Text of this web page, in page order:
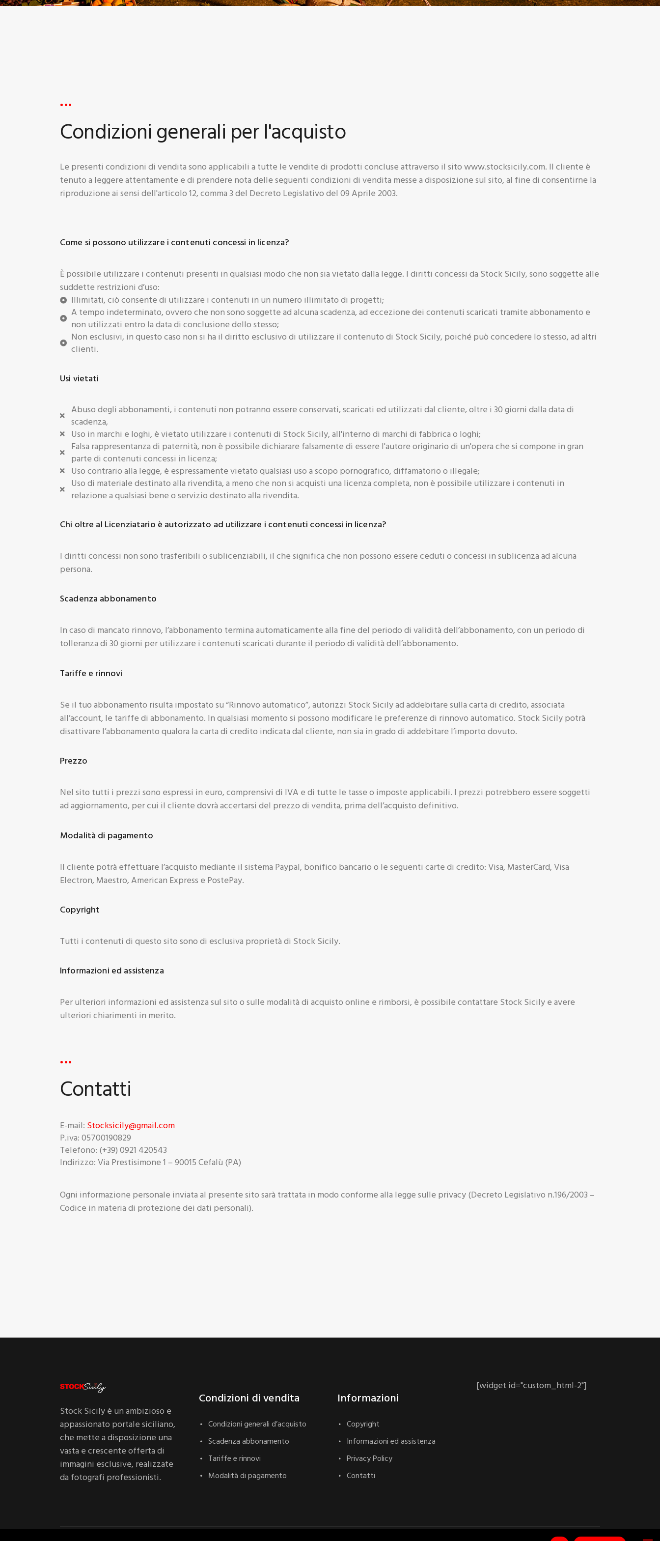
CONTATTI
Condizioni generali per l'acquisto
Le presenti condizioni di vendita sono applicabili a tutte le vendite di prodotti concluse attraverso il sito www.stocksicily.com. Il cliente è
tenuto a leggere attentamente e di prendere nota delle seguenti condizioni di vendita messe a disposizione sul sito, al fine di consentirne la
riproduzione ai sensi dell'articolo 12, comma 3 del Decreto Legislativo del 09 Aprile 2003.
Come si possono utilizzare i contenuti concessi in licenza?
È possibile utilizzare i contenuti presenti in qualsiasi modo che non sia vietato dalla legge. I diritti concessi da Stock Sicily, sono soggette alle
suddette restrizioni d’uso:
Illimitati, ciò consente di utilizzare i contenuti in un numero illimitato di progetti;
A tempo indeterminato, ovvero che non sono soggette ad alcuna scadenza, ad eccezione dei contenuti scaricati tramite abbonamento e
non utilizzati entro la data di conclusione dello stesso;
Non esclusivi, in questo caso non si ha il diritto esclusivo di utilizzare il contenuto di Stock Sicily, poiché può concedere lo stesso, ad altri
clienti.
Usi vietati
Abuso degli abbonamenti, i contenuti non potranno essere conservati, scaricati ed utilizzati dal cliente, oltre i 30 giorni dalla data di
scadenza,
Uso in marchi e loghi, è vietato utilizzare i contenuti di Stock Sicily, all'interno di marchi di fabbrica o loghi;
Falsa rappresentanza di paternità, non è possibile dichiarare falsamente di essere l'autore originario di un'opera che si compone in gran
parte di contenuti concessi in licenza;
Uso contrario alla legge, è espressamente vietato qualsiasi uso a scopo pornografico, diffamatorio o illegale;
Uso di materiale destinato alla rivendita, a meno che non si acquisti una licenza completa, non è possibile utilizzare i contenuti in
relazione a qualsiasi bene o servizio destinato alla rivendita.
Chi oltre al Licenziatario è autorizzato ad utilizzare i contenuti concessi in licenza?
I diritti concessi non sono trasferibili o sublicenziabili, il che significa che non possono essere ceduti o concessi in sublicenza ad alcuna
persona.
Scadenza abbonamento
In caso di mancato rinnovo, l’abbonamento termina automaticamente alla fine del periodo di validità dell’abbonamento, con un periodo di
tolleranza di 30 giorni per utilizzare i contenuti scaricati durante il periodo di validità dell’abbonamento.
Tariffe e rinnovi
Se il tuo abbonamento risulta impostato su “Rinnovo automatico”, autorizzi Stock Sicily ad addebitare sulla carta di credito, associata
all’account, le tariffe di abbonamento. In qualsiasi momento si possono modificare le preferenze di rinnovo automatico. Stock Sicily potrà
disattivare l’abbonamento qualora la carta di credito indicata dal cliente, non sia in grado di addebitare l’importo dovuto.
Prezzo
Nel sito tutti i prezzi sono espressi in euro, comprensivi di IVA e di tutte le tasse o imposte applicabili. I prezzi potrebbero essere soggetti
ad aggiornamento, per cui il cliente dovrà accertarsi del prezzo di vendita, prima dell’acquisto definitivo.
Modalità di pagamento
Il cliente potrà effettuare l’acquisto mediante il sistema Paypal, bonifico bancario o le seguenti carte di credito: Visa, MasterCard, Visa
Electron, Maestro, American Express e PostePay.
Copyright
Tutti i contenuti di questo sito sono di esclusiva proprietà di Stock Sicily.
Informazioni ed assistenza
Per ulteriori informazioni ed assistenza sul sito o sulle modalità di acquisto online e rimborsi, è possibile contattare Stock Sicily e avere
ulteriori chiarimenti in merito.
Contatti
E-mail: Stocksicily@gmail.com
P.iva: 05700190829
Telefono: (+39) 0921 420543
Indirizzo: Via Prestisimone 1 – 90015 Cefalù (PA)
Ogni informazione personale inviata al presente sito sarà trattata in modo conforme alla legge sulle privacy (Decreto Legislativo n.196/2003 –
Codice in materia di protezione dei dati personali).
Stock Sicily è un ambizioso e
appassionato portale siciliano,
che mette a disposizione una
vasta e crescente offerta di
immagini esclusive, realizzate
da fotografi professionisti.
Condizioni di vendita
Condizioni generali d’acquisto
Scadenza abbonamento
Tariffe e rinnovi
Modalità di pagamento
Informazioni
Copyright
Informazioni ed assistenza
Privacy Policy
Contatti
[widget id="custom_html-2"]